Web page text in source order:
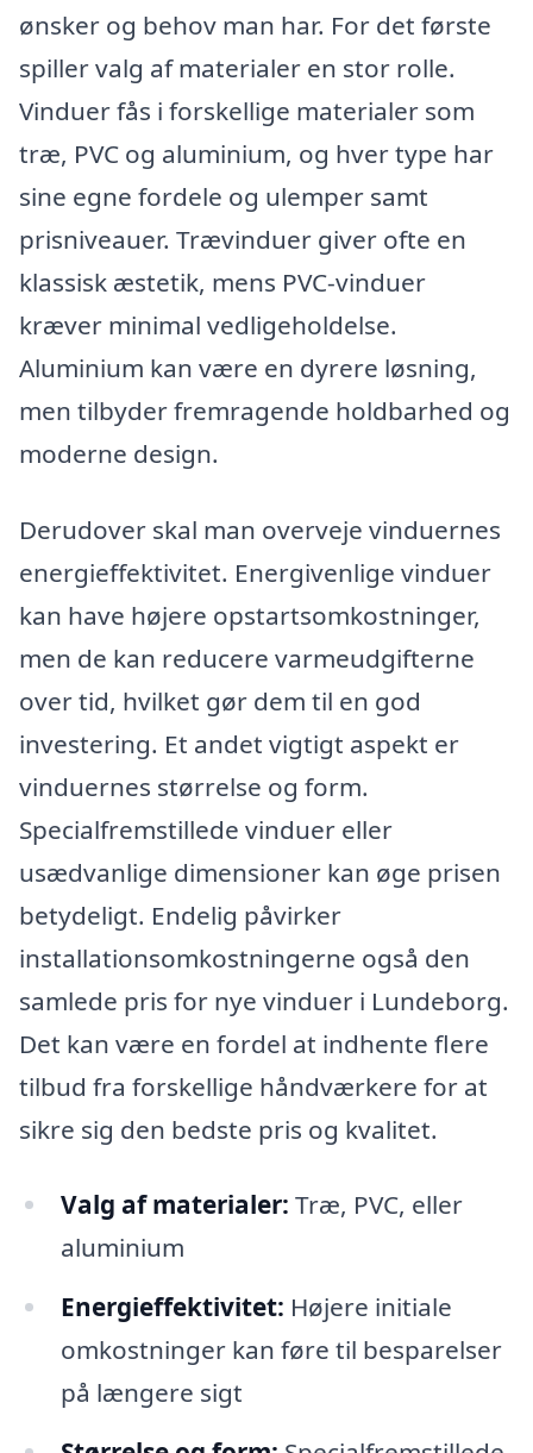
ønsker og behov man har. For det første
spiller valg af materialer en stor rolle.
Vinduer fås i forskellige materialer som
træ, PVC og aluminium, og hver type har
sine egne fordele og ulemper samt
prisniveauer. Trævinduer giver ofte en
klassisk æstetik, mens PVC-vinduer
kræver minimal vedligeholdelse.
Aluminium kan være en dyrere løsning,
men tilbyder fremragende holdbarhed og
moderne design.
Derudover skal man overveje vinduernes
energieffektivitet. Energivenlige vinduer
kan have højere opstartsomkostninger,
men de kan reducere varmeudgifterne
over tid, hvilket gør dem til en god
investering. Et andet vigtigt aspekt er
vinduernes størrelse og form.
Specialfremstillede vinduer eller
usædvanlige dimensioner kan øge prisen
betydeligt. Endelig påvirker
installationsomkostningerne også den
samlede pris for nye vinduer i Lundeborg.
Det kan være en fordel at indhente flere
tilbud fra forskellige håndværkere for at
sikre sig den bedste pris og kvalitet.
Valg af materialer: Træ, PVC, eller
aluminium
Energieffektivitet: Højere initiale
omkostninger kan føre til besparelser
på længere sigt